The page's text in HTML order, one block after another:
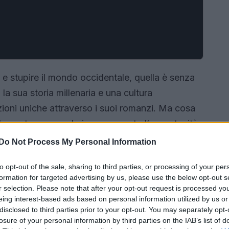
Do Not Process My Personal Information
opt-out of the sale, sharing to third parties, or processing of your
for targeted advertising by us, please use the below opt-out
selection. Please note that after your opt-out request is processed
interest-based ads based on personal information utilized by us
to third parties prior to your opt-out. You may separately
of your personal information by third parties on the IAB’s list of
stupire il mondo occidentale, quella è senza
sua storia millenaria e una cultura
uniche attraverso i suoi romanzi. Ma cosa
ma non hai ancora avuto l’opportunità
è il miglior viaggio possibile! Ecco allora
storie avvincenti, ma ti
dalle leggende antiche alla vita
Iniziamo!